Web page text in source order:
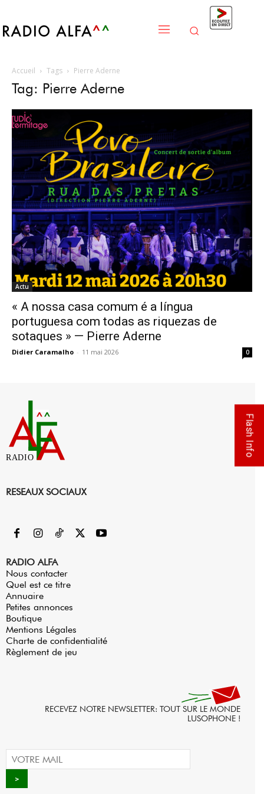
Accueil Tags Pierre Aderne
Tag: Pierre Aderne
Actu
« A nossa casa comum é a língua
portuguesa com todas as riquezas de
sotaques » — Pierre Aderne
Didier Caramalho - 11 mai 2026 0
RADIO
RESEAUX SOCIAUX
RADIO ALFA
Nous contacter
Quel est ce titre
Annuaire
Petites annonces
Boutique
Mentions Légales
Charte de confidentialité
Règlement de jeu
RECEVEZ NOTRE NEWSLETTER: TOUT SUR LE MONDE
LUSOPHONE !
Flash Info